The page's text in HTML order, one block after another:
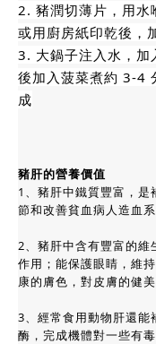
2. 豬潤切薄片，用水
或用廚房紙印乾後，
3. 大鍋子注入水，加
後加入菠菜煮約 3-4
成
豬肝的營養價值
1、豬肝中鐵質豐富，
節和改善貧血病人造血系
2、豬肝中含有豐富的維
作用；能保護眼睛，維
康的膚色，對皮膚的健
3、經常食用動物肝還能
酶，完成機體對一些有